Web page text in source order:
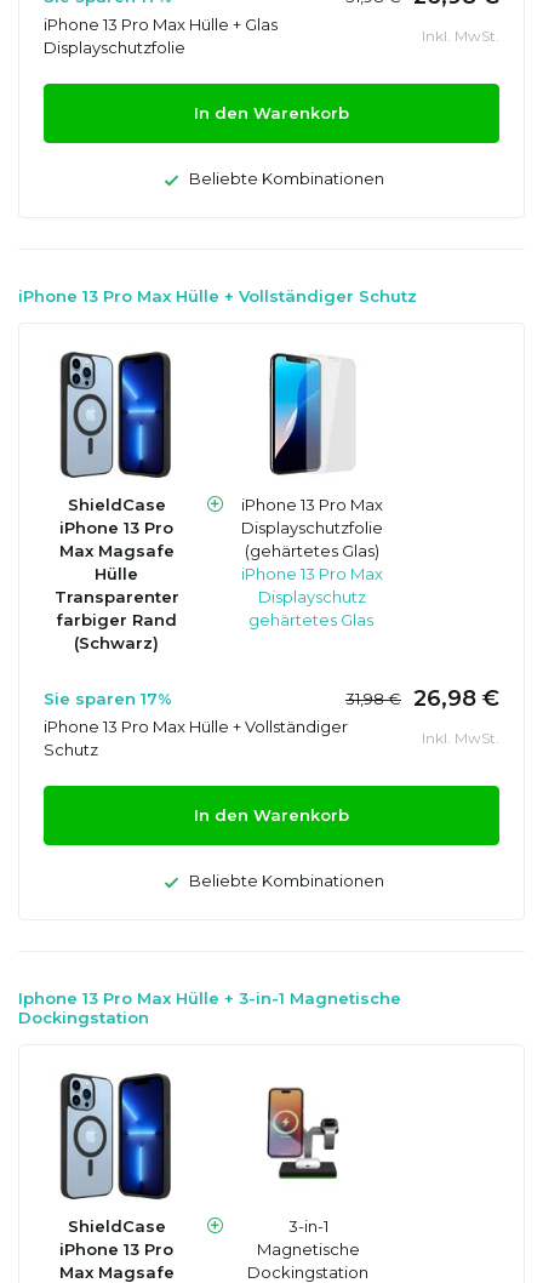
iPhone 13 Pro Max Hülle + Glas
Displayschutzfolie
Inkl. MwSt.
In den Warenkorb
Beliebte Kombinationen
iPhone 13 Pro Max Hülle + Vollständiger Schutz
ShieldCase
iPhone 13 Pro
Max Magsafe
Hülle
Transparenter
farbiger Rand
(Schwarz)
iPhone 13 Pro Max
Displayschutzfolie
(gehärtetes Glas)
iPhone 13 Pro Max
Displayschutz
gehärtetes Glas
Sie sparen 17% 31,98 € 26,98 €
iPhone 13 Pro Max Hülle + Vollständiger
Schutz
Inkl. MwSt.
In den Warenkorb
Beliebte Kombinationen
Iphone 13 Pro Max Hülle + 3-in-1 Magnetische
Dockingstation
ShieldCase
iPhone 13 Pro
Max Magsafe
3-in-1
Magnetische
Dockingstation